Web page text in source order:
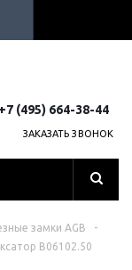
+7 (495) 664-38-44
ЗАКАЗАТЬ ЗВОНОК
замки AGB
-
B06102.50